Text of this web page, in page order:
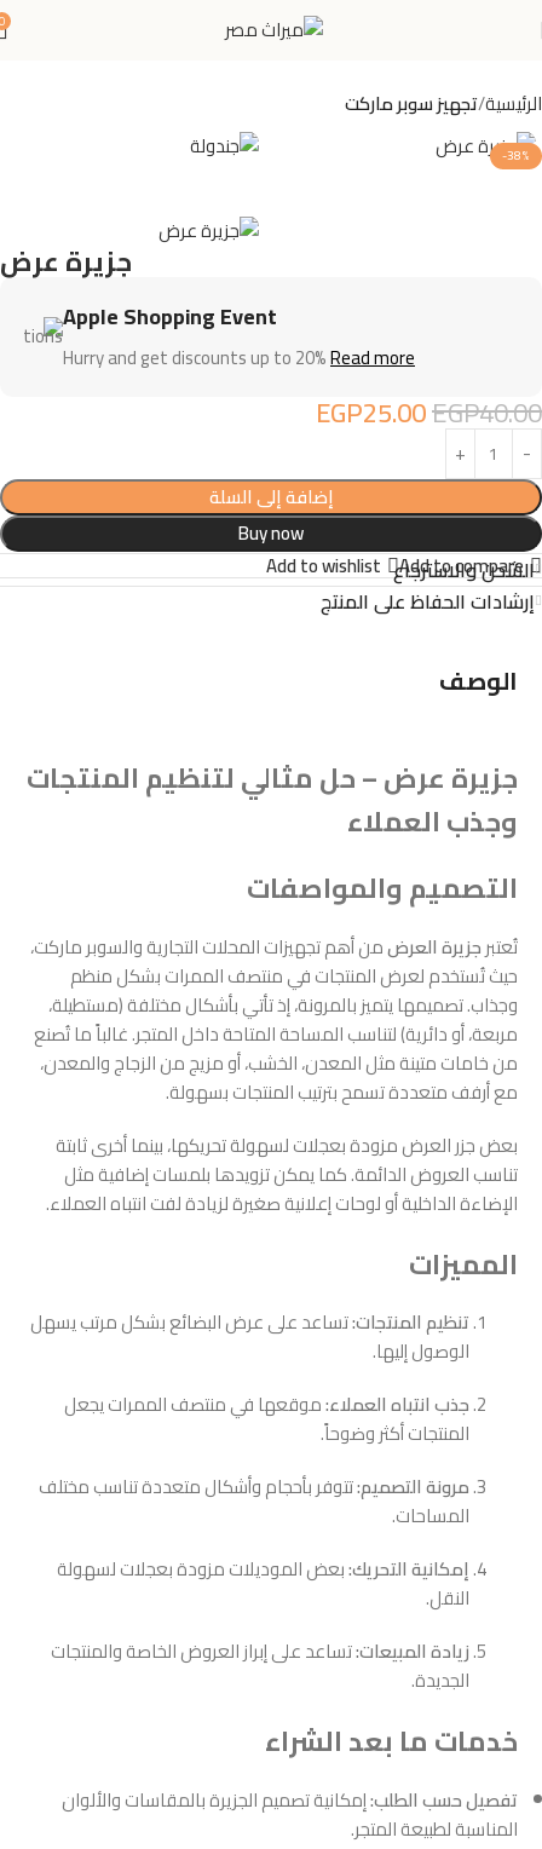
الرئيسية تجهيز سوبر ماركت
-38%
جزيرة عرض
Apple Shopping Event
Hurry and get discounts up to 20%Read more
EGP40.00
EGP25.00
إضافة إلى السلة
Buy now
Add to compare
Add to wishlist الشحن والاسترجاع
إرشادات الحفاظ على المنتج
الوصف
جزيرة عرض – حل مثالي لتنظيم المنتجات
وجذب العملاء
التصميم والمواصفات
تُعتبرجزيرة العرضمن أهم تجهيزات المحلات التجارية والسوبر ماركت،
حيث تُستخدم لعرض المنتجات في منتصف الممرات بشكل منظم
وجذاب. تصميمها يتميز بالمرونة، إذ تأتي بأشكال مختلفة (مستطيلة،
مربعة، أو دائرية) لتناسب المساحة المتاحة داخل المتجر. غالباً ما تُصنع
من خامات متينة مثل المعدن، الخشب، أو مزيج من الزجاج والمعدن،
مع أرفف متعددة تسمح بترتيب المنتجات بسهولة.
بعض جزر العرض مزودة بعجلات لسهولة تحريكها، بينما أخرى ثابتة
تناسب العروض الدائمة. كما يمكن تزويدها بلمسات إضافية مثل
الإضاءة الداخلية أو لوحات إعلانية صغيرة لزيادة لفت انتباه العملاء.
المميزات
تنظيم المنتجات:تساعد على عرض البضائع بشكل مرتب يسهل
الوصول إليها.
جذب انتباه العملاء:موقعها في منتصف الممرات يجعل
المنتجات أكثر وضوحاً.
مرونة التصميم:تتوفر بأحجام وأشكال متعددة تناسب مختلف
المساحات.
إمكانية التحريك:بعض الموديلات مزودة بعجلات لسهولة
النقل.
زيادة المبيعات:تساعد على إبراز العروض الخاصة والمنتجات
الجديدة.
خدمات ما بعد الشراء
تفصيل حسب الطلب:إمكانية تصميم الجزيرة بالمقاسات والألوان
المناسبة لطبيعة المتجر.